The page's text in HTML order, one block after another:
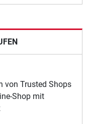
von Trusted Shops
Shop mit